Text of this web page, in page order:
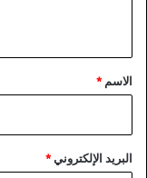
*
الاسم *
البريد الإلكتروني*